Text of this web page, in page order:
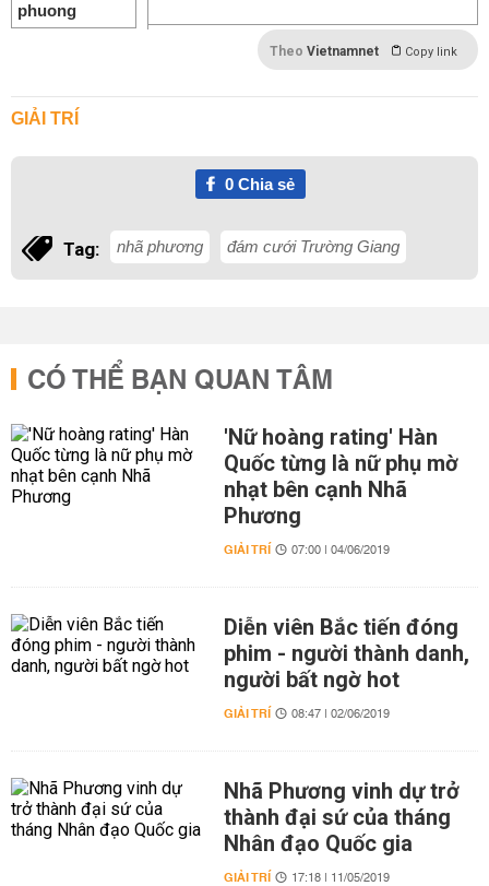
Theo Vietnamnet Copy link
GIẢI TRÍ
0Chia sẻ
Tag: nhã phương đám cưới Trường Giang
CÓ THỂ BẠN QUAN TÂM
'Nữ hoàng rating' Hàn
Quốc từng là nữ phụ mờ
nhạt bên cạnh Nhã
Phương
GIẢI TRÍ 07:00 | 04/06/2019
Diễn viên Bắc tiến đóng
phim - người thành danh,
người bất ngờ hot
GIẢI TRÍ 08:47 | 02/06/2019
Nhã Phương vinh dự trở
thành đại sứ của tháng
Nhân đạo Quốc gia
GIẢI TRÍ 17:18 | 11/05/2019